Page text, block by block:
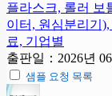
플라스크, 롤러 보
이터, 원심분리기
료, 기업별
출판일：2026년
샘플 요청 목록